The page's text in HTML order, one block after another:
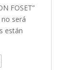
FOSET”
será
están